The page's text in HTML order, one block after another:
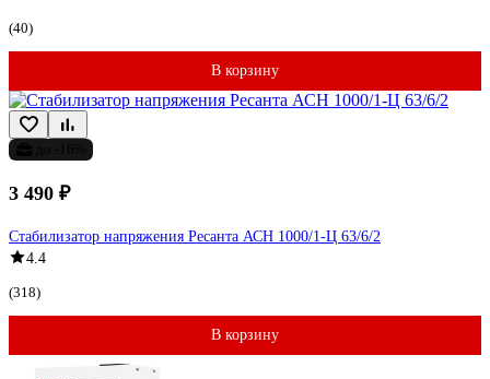
(40)
В корзину
3 490 ₽
Стабилизатор напряжения Ресанта АСН 1000/1-Ц 63/6/2
4.4
(318)
В корзину